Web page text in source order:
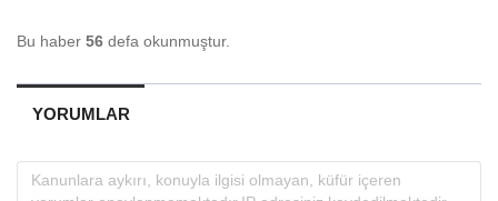
Bu haber 56 defa okunmuştur.
YORUMLAR